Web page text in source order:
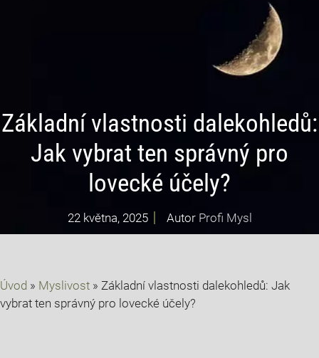
Základní vlastnosti dalekohledů:
Jak vybrat ten správný pro
lovecké účely?
22 května, 2025 Autor Profi Mysl
Úvod » Myslivost » Základní vlastnosti dalekohledů: Jak
vybrat ten správný pro lovecké účely?